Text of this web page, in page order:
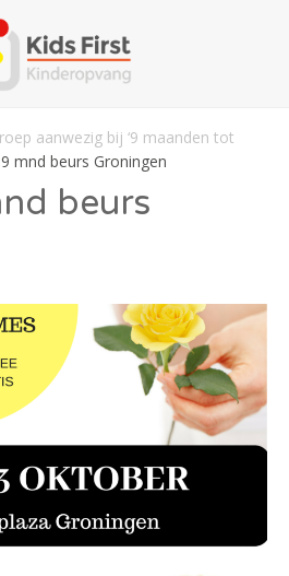
aanwezig bij ‘9 maanden tot
mnd beurs Groningen
beurs